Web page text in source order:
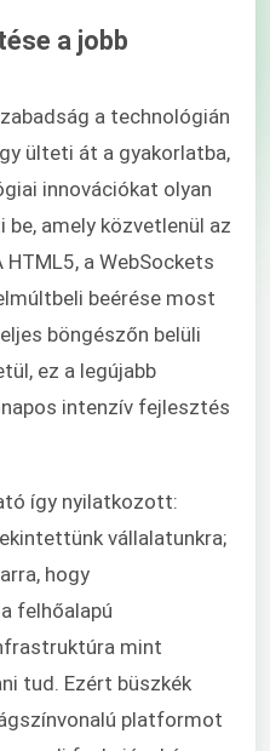
a jobb
a technológián
ülteti át a gyakorlatba,
innovációkat olyan
amely közvetlenül az
a WebSockets
beérése most
böngészőn belüli
ez a legújabb
intenzív fejlesztés
így nyilatkozott:
vállalatunkra;
hogy
felhőalapú
mint
tud. Ezért büszkék
platformot